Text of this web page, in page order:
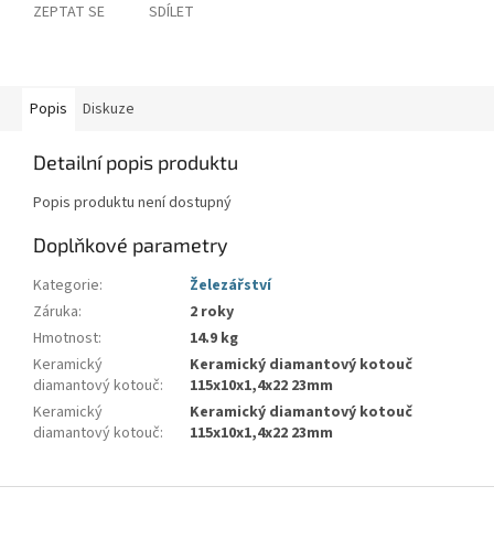
ZEPTAT SE SDÍLET
Popis Diskuze
Detailní popis produktu
Popis produktu není dostupný
Doplňkové parametry
Kategorie:
Železářství
Záruka:
2 roky
Hmotnost:
14.9 kg
Keramický
diamantový kotouč:
Keramický diamantový kotouč
115x10x1,4x22 23mm
Keramický
diamantový kotouč:
Keramický diamantový kotouč
115x10x1,4x22 23mm